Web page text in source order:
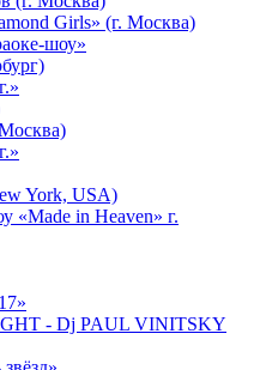
Girls» (г. Москва)
шоу»
York, USA)
«Made in Heaven» г.
- Dj PAUL VINITSKY